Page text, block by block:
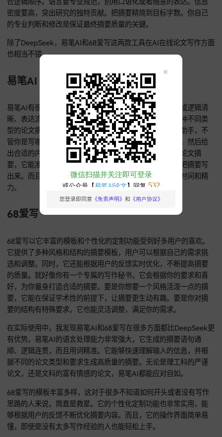
把准备好的研究核心信息准确地填到选好的提示词里的占位符
此提供你的研究关键信息...] ，然后用AI工具生成摘要初稿。填
的时候，要保证信息一致连贯，别出现信息缺失或者错误的情
严格审查修改
生成的摘要初稿只是个基础，你得对它进行严格的学术审查。
对内容准不准确，保证每个数据、每个观点都有可靠依据。逻
严谨，从问题提出到方法运用，再到结果呈现和结论得出，都
合逻辑顺序。语言要专业规范，别用口语化或者随意的表达。
密度要高，突出研究的独特贡献。把摘要精简到目标字数。你
的专业判断和修改是保证最终摘要质量的关键。
除了DeepSeek，易笔AI和68爱写这两款工具在AI在线论文写
也相当不错。
易笔AI
易笔AI有很强的语言处理能力，能根据输入的信息快速生成逻
晰、表达流畅的摘要。它的算法经过精心优化，能适应多种不
型的论文摘要写作需求。它就像是一个聪明又高效的写作助手
管你是写哪种类型的论文摘要，它都能快速理解你的需求，然
出合适的内容。比如说，你写一篇关于物理学前沿研究的论文
要，它能准确把握研究的核心要点，用专业又易懂的语言把摘
力。
68爱写
68爱写以它丰富的模板和个性化的定制功能受到好多用户的喜
它提供了多种风格和结构的摘要模板，用户可以根据自己的需
选和调整。同时，它还能根据用户的反馈实时优化，不断提高
的质量。就好像你有一个专属的写作秘书，它会根据你的要求
您登录即同意《免责声明》 和《用户协议》